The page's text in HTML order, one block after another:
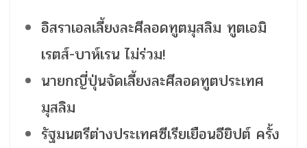
อิสราเอลเลี้ยงละศีลอดทูตมุสลิม ทูตเอมิ
เรตส์-บาห์เรน ไม่ร่วม!
นายกญี่ปุ่นจัดเลี้ยงละศีลอดทูตประเทศ
มุสลิม
รัฐมนตรีต่างประเทศซีเรียเยือนอียิปต์ ครั้ง